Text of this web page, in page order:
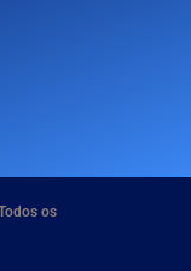
os